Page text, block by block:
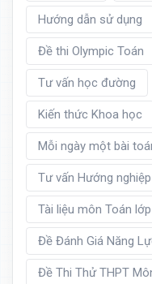
Hướng dẫn sử dụng
Đề thi Olympic Toán
Tư vấn học đường
Kiến thức Khoa học
Mỗi ngày một bài
Tư vấn Hướng nghiệp
Tài liệu môn Toán
Đề Đánh Giá Năng
Đề Thi Thử THPT